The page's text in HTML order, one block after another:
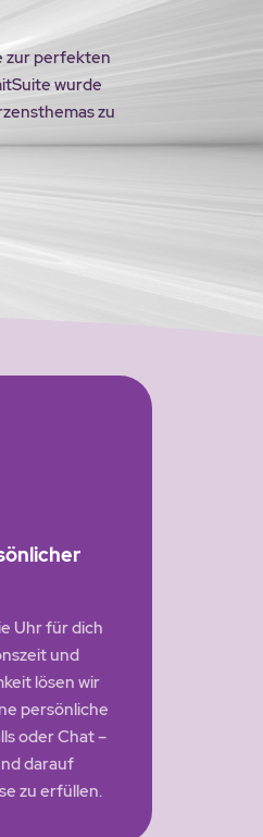
zur perfekten
wurde
zu
Uhr für dich
und
lösen wir
persönliche
oder Chat –
darauf
zu erfüllen.